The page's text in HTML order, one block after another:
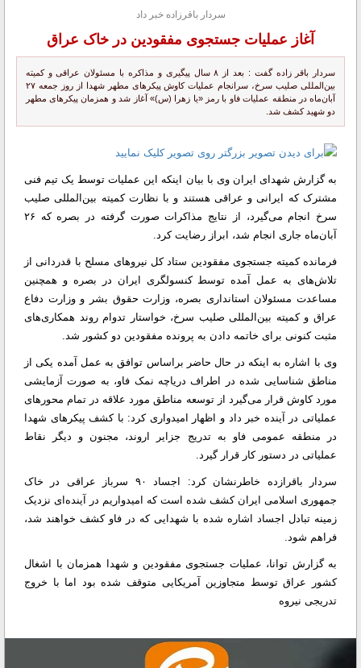
سردار باقرزاده خبر داد
آغاز عملیات جستجوی مفقودین در خاک عراق
سردار باقر زاده گفت : بعد از ۸ سال پیگیری و مذاکره با مسئولان عراقی و کمیته
بین‌المللی صلیب سرخ، سرانجام عملیات کاوش پیکرهای مطهر شهدا از روز جمعه ۲۷
آبان‌ماه در منطقه عملیات فاو با رمز «یا زهرا (س)» آغاز شد و همزمان پیکرهای مطهر
دو شهید کشف شد.
به گزارش شهدای ایران وی با بیان اینکه این عملیات توسط یک تیم فنی
مشترک که ایرانی و عراقی هستند و با نظارت کمیته بین‌المللی صلیب
سرخ انجام می‌گیرد، از نتایج مذاکرات صورت گرفته در بصره که ۲۶
آبان‌ماه جاری انجام شد، ابراز رضایت کرد.
فرمانده کمیته جستجوی مفقودین ستاد کل نیروهای مسلح با قدردانی از
تلاش‌های به عمل آمده توسط کنسولگری ایران در بصره و همچنین
مساعدت مسئولان استانداری بصره، وزارت حقوق بشر و وزارت دفاع
عراق و کمیته بین‌المللی صلیب سرخ، خواستار تدوام روند همکاری‌های
مثبت کنونی برای خاتمه دادن به پرونده مفقودین دو کشور شد.
وی با اشاره به اینکه در حال حاضر براساس توافق به عمل آمده یکی از
مناطق شناسایی شده در اطراف دریاچه نمک فاو، به صورت آزمایشی
مورد کاوش قرار می‌گیرد از توسعه مناطق مورد علاقه در تمام محورهای
عملیاتی در آینده خبر داد و اظهار امیدواری کرد: با کشف پیکرهای شهدا
در منطقه عمومی فاو به تدریج جزایر اروند، مجنون و دیگر نقاط
عملیاتی در دستور کار قرار ‌گیرد.
سردار باقرازده خاطرنشان کرد: اجساد ۹۰ سرباز عراقی در خاک
جمهوری اسلامی ایران کشف شده است که امیدواریم در آینده‌ای نزدیک
زمینه تبادل اجساد اشاره شده با شهدایی که در فاو کشف خواهند شد،
فراهم شود.
به گزارش توانا، عملیات جستجوی مفقودین و شهدا همزمان با اشغال
کشور عراق توسط متجاوزین آمریکایی متوقف شده بود اما با خروج
تدریجی نیروه